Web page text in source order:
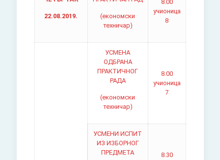
22.08.2019.
(економски
техничар)
8.00
учионица
8
УСМЕНА
ОДБРАНА
ПРАКТИЧНОГ
РАДА
(економски
техничар)
8.00
учионица
7
УСМЕНИ ИСПИТ
ИЗ ИЗБОРНОГ
ПРЕДМЕТА
8.30